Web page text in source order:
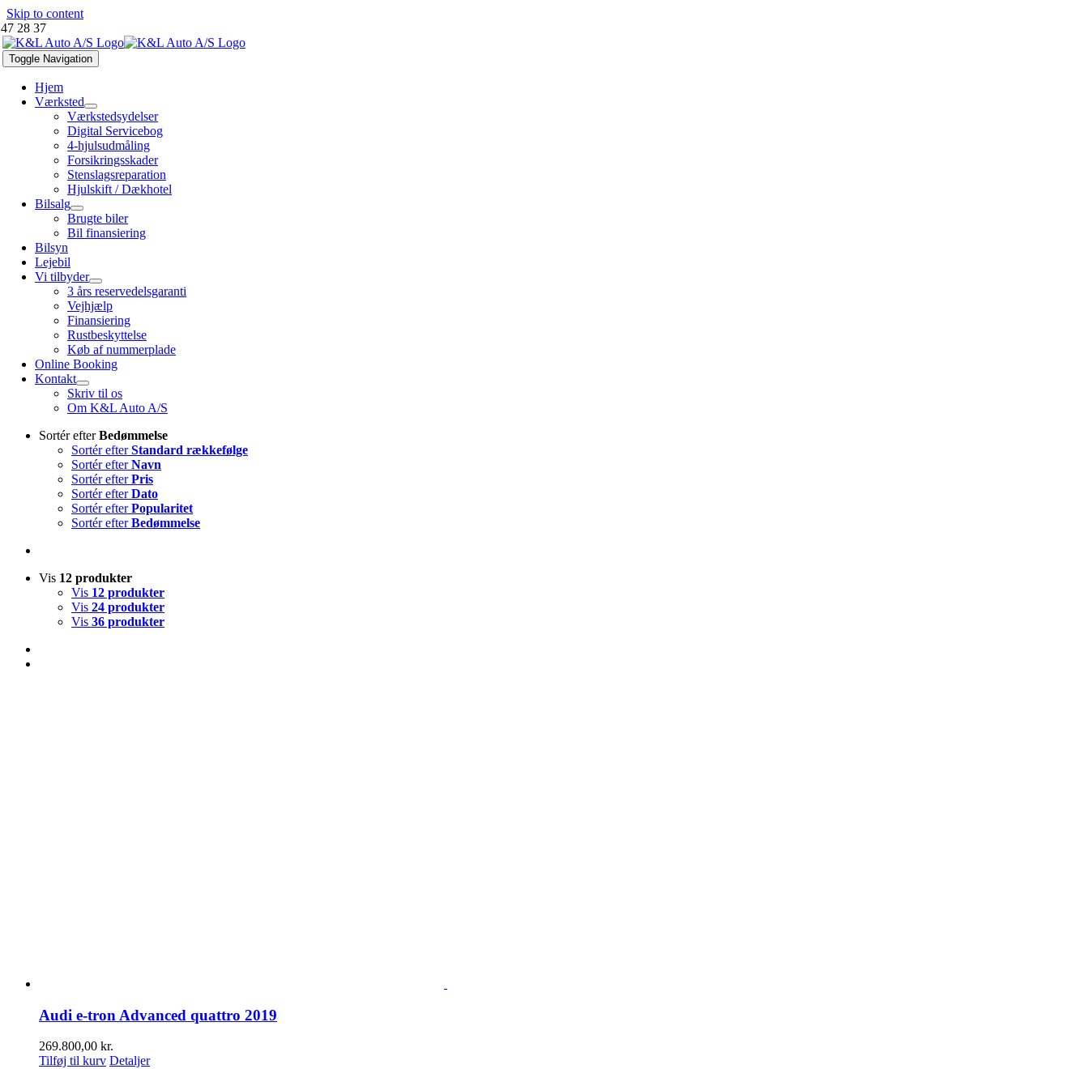
Skip to content
28 37
Toggle Navigation
Hjem
Værksted
Værkstedsydelser
Digital Servicebog
4-hjulsudmåling
Forsikringsskader
Stenslagsreparation
Hjulskift / Dækhotel
Bilsalg
Brugte biler
Bil finansiering
Bilsyn
Lejebil
Vi tilbyder
3 års reservedelsgaranti
Vejhjælp
Finansiering
Rustbeskyttelse
Køb af nummerplade
Online Booking
Kontakt
Skriv til os
Om K&L Auto A/S
Sortér efterBedømmelse
Sortér efterStandard rækkefølge
Sortér efterNavn
Sortér efterPris
Sortér efterDato
Sortér efterPopularitet
Sortér efterBedømmelse
Vis 12 produkter
Vis 12 produkter
Vis 24 produkter
Vis 36 produkter
Audi e-tron Advanced quattro 2019
269.800,00 kr.
Tilføj til kurv Detaljer